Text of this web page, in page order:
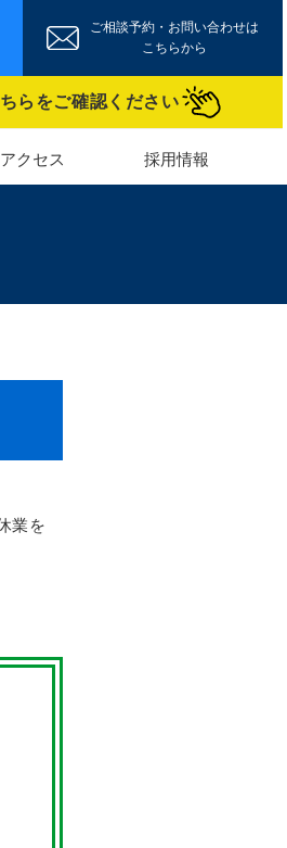
ご相談予約・お問い合わせは
こちらから
らをご確認ください
アクセス 採用情報
業を